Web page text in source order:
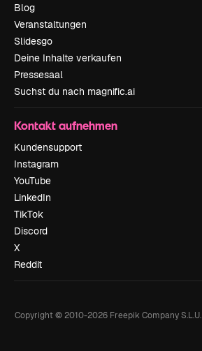
Blog
Veranstaltungen
Slidesgo
Deine Inhalte verkaufen
Pressesaal
Suchst du nach magnific.ai
Kontakt aufnehmen
Kundensupport
Instagram
YouTube
LinkedIn
TikTok
Discord
X
Reddit
Copyright © 2010-2026Freepik Company S.L.U.